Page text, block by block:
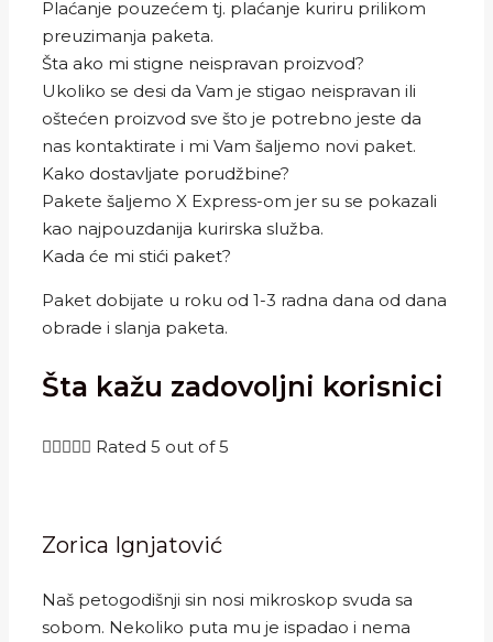
Plaćanje pouzećem tj. plaćanje kuriru prilikom
preuzimanja paketa.
Šta ako mi stigne neispravan proizvod?
Ukoliko se desi da Vam je stigao neispravan ili
oštećen proizvod sve što je potrebno jeste da
nas kontaktirate i mi Vam šaljemo novi paket.
Kako dostavljate porudžbine?
Pakete šaljemo X Express-om jer su se pokazali
kao najpouzdanija kurirska služba.
Kada će mi stići paket?
Paket dobijate u roku od 1-3 radna dana od dana
obrade i slanja paketa.
Šta kažu zadovoljni korisnici
 Rated 5 out of 5
Zorica Ignjatović
Naš petogodišnji sin nosi mikroskop svuda sa
sobom. Nekoliko puta mu je ispadao i nema